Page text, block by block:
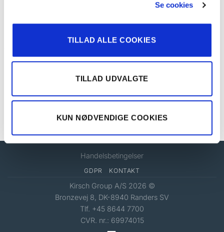
Se cookies
TILLAD ALLE COOKIES
TILLAD UDVALGTE
KUN NØDVENDIGE COOKIES
Basic Holdere Ø 28 mm
Regulerbar holder Ø 19 mm
Handelsbetingelser
GDPR KONTAKT
Kirsch Group A/S 2026 ©
Bronzevej 8, DK-8940 Randers SV
Tlf. +45 8644 7700
CVR. nr.: 69974015